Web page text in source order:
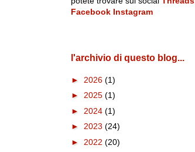
Facebook Instagram
l'archivio di questo blog...
► 2026 (1)
► 2025 (1)
► 2024 (1)
► 2023 (24)
► 2022 (20)